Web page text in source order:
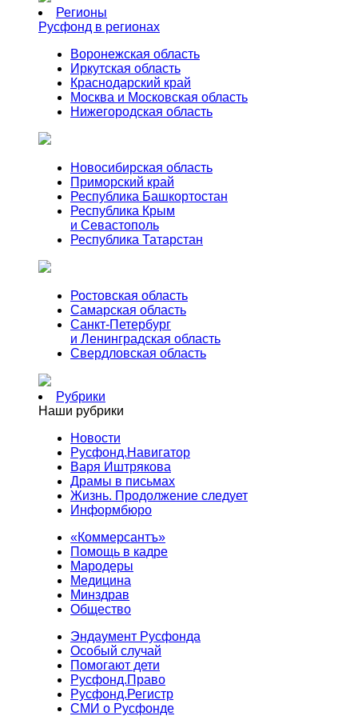
Регионы
Русфонд в регионах
Воронежская область
Иркутская область
Краснодарский край
Москва и Московская область
Нижегородская область
Новосибирская область
Приморский край
Республика Башкортостан
Республика Крым
и Севастополь
Республика Татарстан
Ростовская область
Самарская область
Санкт-Петербург
и Ленинградская область
Свердловская область
Рубрики
Наши рубрики
Новости
Русфонд.Навигатор
Варя Иштрякова
Драмы в письмах
Жизнь. Продолжение следует
Информбюро
«Коммерсантъ»
Помощь в кадре
Мародеры
Медицина
Минздрав
Общество
Эндаумент Русфонда
Особый случай
Помогают дети
Русфонд.Право
Русфонд.Регистр
СМИ о Русфонде